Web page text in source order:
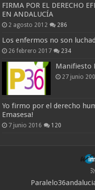
FIRMA POR EL DERECHO
EN ANDALUCÍA
2 agosto 2012 286
Los enfermos no son
26 febrero 2017 234
Manifiesto
27 junio
Yo firmo por el derecho
Emasesa!
7 junio 2016 120